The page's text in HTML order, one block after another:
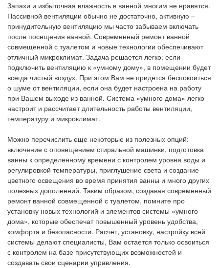
Запахи и избыточная влажность в ванной многим не нравятся.
Пассивной вентиляции обычно не достаточно, активную –
принудительную вентиляцию мы часто забываем включать
после посещения ванной. Современный ремонт ванной
совмещенной с туалетом и новые технологии обеспечивают
отличный микроклимат. Задача решается легко: если
подключить вентиляцию к «умному дому», в помещении будет
всегда чистый воздух. При этом Вам не придется беспокоиться
о шуме от вентиляции, если она будет настроена на работу
при Вашем выходе из ванной. Система «умного дома» легко
настроит и рассчитает длительность работы вентиляции,
температуру и микроклимат.
Можно перечислить еще некоторые из полезных опций:
включение с оповещением стиральной машинки, подготовка
ванны к определенному времени с контролем уровня воды и
регулировкой температуры, приглушение света и создание
цветного освещения во время принятия ванны и много других
полезных дополнений. Таким образом, создавая современный
ремонт ванной совмещенной с туалетом, помните про
установку новых технологий и элементов системы «умного
дома», которые обеспечат повышенный уровень удобства,
комфорта и безопасности. Расчет, установку, настройку всей
системы делают специалисты, Вам остается только освоиться
с контролем на базе присутствующих возможностей и
создавать свои сценарии управления.